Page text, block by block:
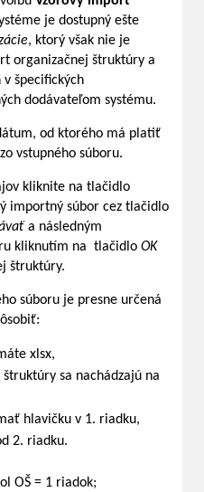
je dostupný ešte
, ktorý však nie je
organizačnej štruktúry a
v špecifických
dodávateľom systému.
od ktorého má platiť
vstupného súboru.
kliknite na tlačidlo
importný súbor cez tlačidlo
a následným
kliknutím na tlačidlo OK
štruktúry.
súboru je presne určená
xlsx,
sa nachádzajú na
hlavičku v 1. riadku,
2. riadku.
OŠ = 1 riadok;